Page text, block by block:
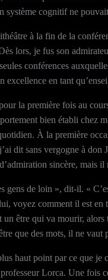
système cognitif ne
à la fin de la
lors, je fus son
conférences
excellence en tant
la première fois au
bien établi chez
À la première
dit sans vergogne à don
sincère, mais il
gens de loin », dit-il. «
voyez comment il est en
un être qui va mourir,
que des mots, il ne vaut
haut point par ce que je
Lorca. Une fois